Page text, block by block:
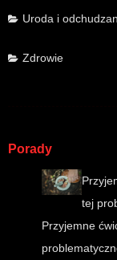
Uroda i
Zdrowie
Porady
tej
Przyjemne